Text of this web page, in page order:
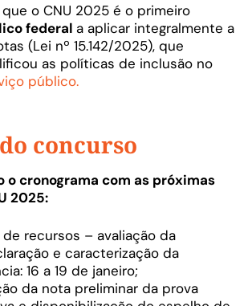
o CNU 2025 é o primeiro
federal a aplicar integralmente a
(Lei nº 15.142/2025), que
as políticas de inclusão no
público.
concurso
o cronograma com as próximas
2025:
recursos – avaliação da
e caracterização da
16 a 19 de janeiro;
da nota preliminar da prova